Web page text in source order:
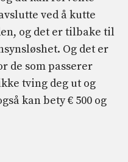
ved å kutte
og det er tilbake til
Og det er
de som passerer
tving deg ut og
kan bety € 500 og